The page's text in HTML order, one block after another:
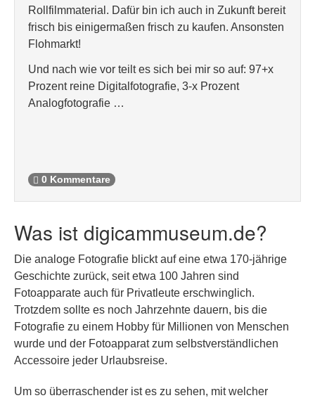
Rollfilmmaterial. Dafür bin ich auch in Zukunft bereit
frisch bis einigermaßen frisch zu kaufen. Ansonsten
Flohmarkt!
Und nach wie vor teilt es sich bei mir so auf: 97+x
Prozent reine Digitalfotografie, 3-x Prozent
Analogfotografie …
0 Kommentare
Was ist digicammuseum.de?
Die analoge Fotografie blickt auf eine etwa 170-jährige
Geschichte zurück, seit etwa 100 Jahren sind
Fotoapparate auch für Privatleute erschwinglich.
Trotzdem sollte es noch Jahrzehnte dauern, bis die
Fotografie zu einem Hobby für Millionen von Menschen
wurde und der Fotoapparat zum selbstverständlichen
Accessoire jeder Urlaubsreise.
Um so überraschender ist es zu sehen, mit welcher